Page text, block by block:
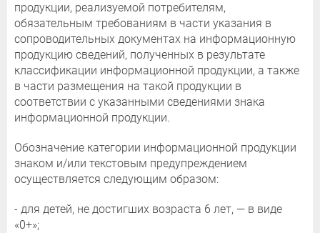
продукции, реализуемой потребителям,
обязательным требованиям в части указания в
сопроводительных документах на информационную
продукцию сведений, полученных в результате
классификации информационной продукции, а также
в части размещения на такой продукции в
соответствии с указанными сведениями знака
информационной продукции.
Обозначение категории информационной продукции
знаком и/или текстовым предупреждением
осуществляется следующим образом:
- для детей, не достигших возраста 6 лет, — в виде
«0+»;